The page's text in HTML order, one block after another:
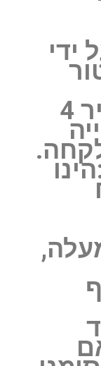
ידי
כפי שמודגם באייר 4